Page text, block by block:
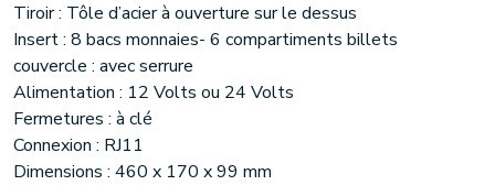
Tiroir : Tôle d’acier à ouverture sur le dessus
Insert : 8 bacs monnaies- 6 compartiments billets
couvercle : avec serrure
Alimentation : 12 Volts ou 24 Volts
Fermetures : à clé
Connexion : RJ11
Dimensions : 460 x 170 x 99 mm